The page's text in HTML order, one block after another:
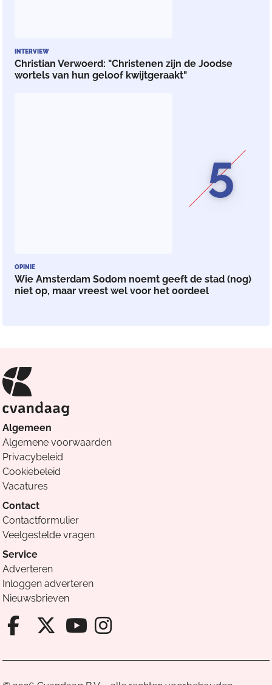
INTERVIEW
Christian Verwoerd: "Christenen zijn de Joodse
wortels van hun geloof kwijtgeraakt"
5
OPINIE
Wie Amsterdam Sodom noemt geeft de stad (nog)
niet op, maar vreest wel voor het oordeel
Algemeen
Algemene voorwaarden
Privacybeleid
Cookiebeleid
Vacatures
Contact
Contactformulier
Veelgestelde vragen
Service
Adverteren
Inloggen adverteren
Nieuwsbrieven
Facebook van Cvandaag
X van Cvandaag
Instagram van